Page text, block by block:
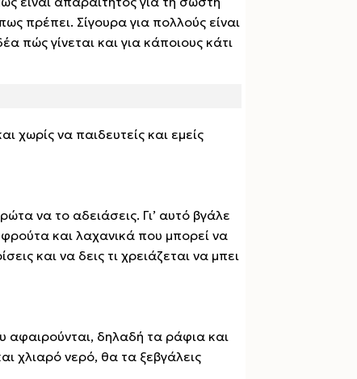
πρέπει. Σίγουρα για πολλούς είναι
πώς γίνεται και για κάποιους κάτι
χωρίς να παιδευτείς και εμείς
να το αδειάσεις. Γι’ αυτό βγάλε
και λαχανικά που μπορεί να
και να δεις τι χρειάζεται να μπει
αφαιρούνται, δηλαδή τα ράφια και
χλιαρό νερό, θα τα ξεβγάλεις